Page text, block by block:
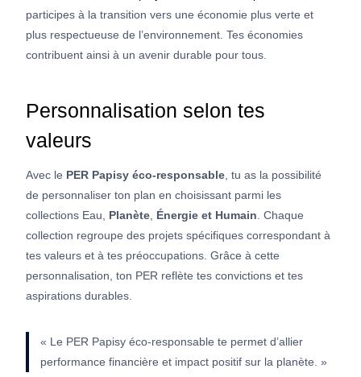
participes à la transition vers une économie plus verte et
plus respectueuse de l’environnement. Tes économies
contribuent ainsi à un avenir durable pour tous.
Personnalisation selon tes
valeurs
Avec le PER Papisy éco-responsable , tu as la possibilité
de personnaliser ton plan en choisissant parmi les
collections Eau, Planète Énergie et Humain . Chaque
collection regroupe des projets spécifiques correspondant à
tes valeurs et à tes préoccupations. Grâce à cette
personnalisation, ton PER reflète tes convictions et tes
aspirations durables.
« Le PER Papisy éco-responsable te permet d’allier
performance financière et impact positif sur la planète. »